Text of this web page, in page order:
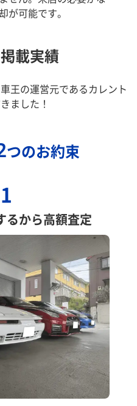
が可能です。
載実績
王の運営元であるカレント
ました！
つのお約束
るから高額査定